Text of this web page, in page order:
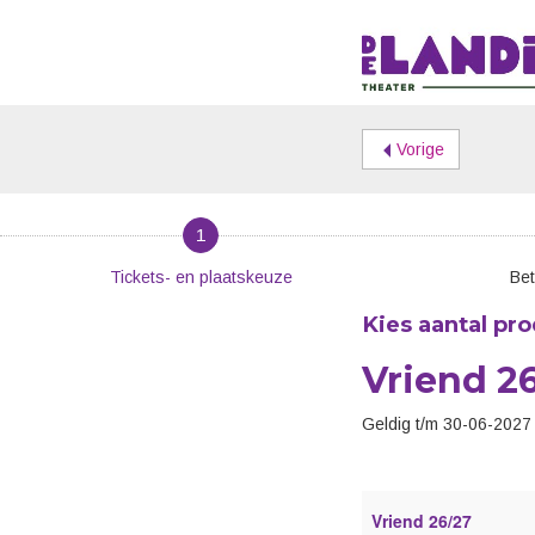
Vorige
1
Tickets- en plaatskeuze
Kies aantal
Vriend
Geldig t/m 30-06-2027
Vriend 26/27